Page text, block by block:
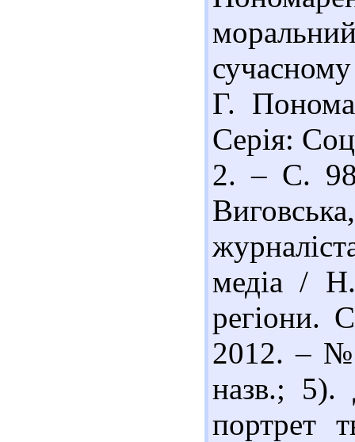
Г.
Серія:
2. – С.
медіа /
регіони.
2012. – №
назв.;
портрет